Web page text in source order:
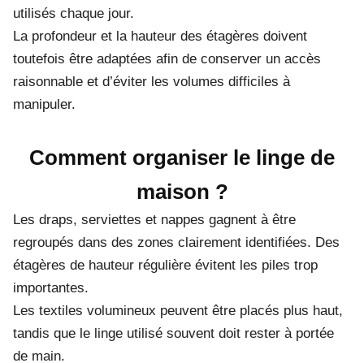
utilisés chaque jour.
La profondeur et la hauteur des étagères doivent
toutefois être adaptées afin de conserver un accès
raisonnable et d’éviter les volumes difficiles à
manipuler.
Comment organiser le linge de
maison ?
Les draps, serviettes et nappes gagnent à être
regroupés dans des zones clairement identifiées. Des
étagères de hauteur régulière évitent les piles trop
importantes.
Les textiles volumineux peuvent être placés plus haut,
tandis que le linge utilisé souvent doit rester à portée
de main.